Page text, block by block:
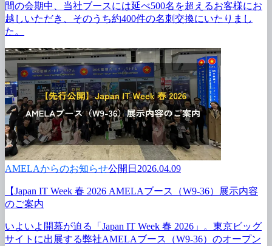
間の会期中、 当社ブースには延べ500名を超えるお客様にお
越しいただき、 そのうち約400件の名刺交換にいたりまし
た。
AMELAからのお知らせ公開日2026.04.09
【Japan IT Week 春 2026 AMELAブース（W9-36）展示内容
のご案内
いよいよ開幕が迫る 「Japan IT Week 春 2026」。 東京ビッグ
サイトに出展する弊社AMELAブース （W9-36）のオープン